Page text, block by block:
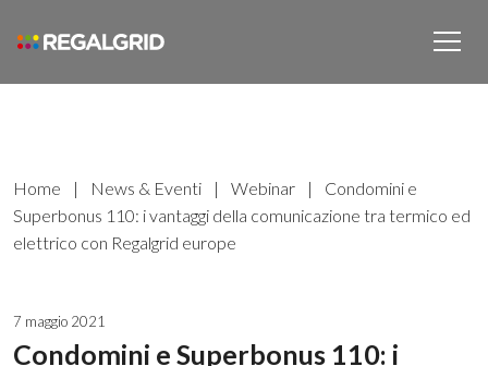
Home | News & Eventi | Webinar |
Condomini e
Superbonus 110: i vantaggi della comunicazione tra termico ed
elettrico con Regalgrid europe
7 maggio 2021
Condomini e Superbonus 110: i